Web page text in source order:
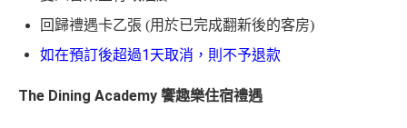
回歸禮遇卡乙張 (用於已完成翻新後的客房)
如在預訂後超過1天取消，則不予退款
The Dining Academy 饗趣樂住宿禮遇